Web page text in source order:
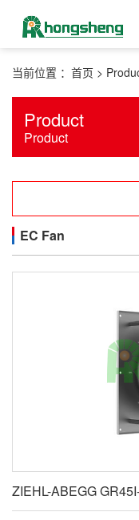
当前位置 ： 首页 >
Product
Product
EC Fan
ZIEHL-ABEGG